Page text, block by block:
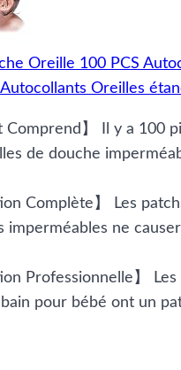
Oreille 100 PCS
Oreilles
Comprend】 Il y a 100
de douche
Complète】 Les
imperméables ne
Professionnelle】
pour bébé ont un